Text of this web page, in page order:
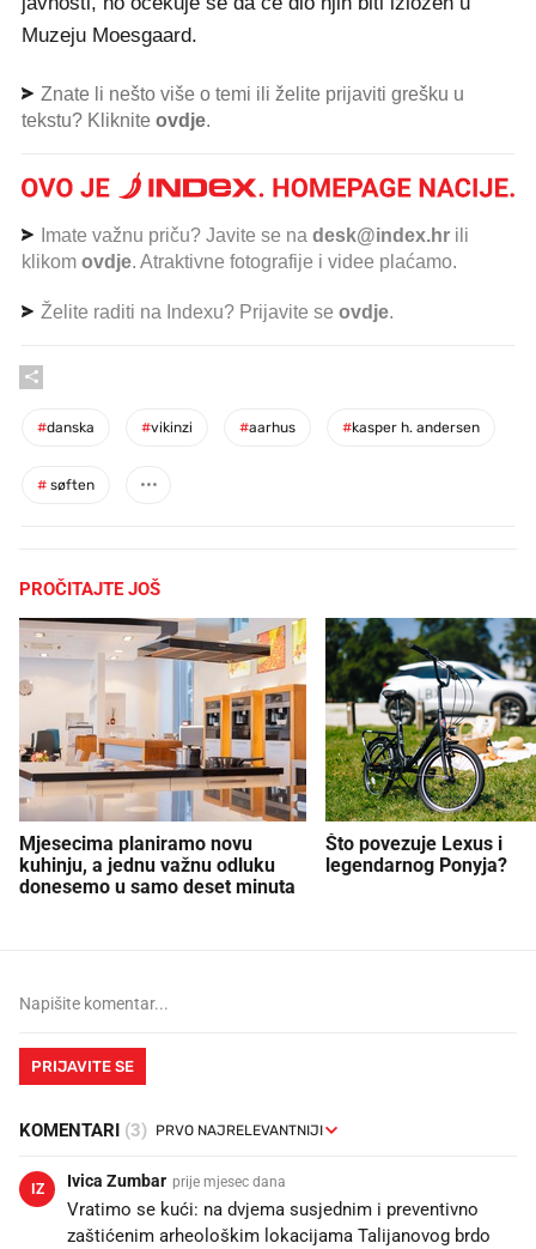
Muzeju Moesgaard.
Znate li nešto više o temi ili želite prijaviti grešku u
tekstu? Kliknite ovdje.
Imate važnu priču? Javite se na desk@index.hr ili
klikom ovdje. Atraktivne fotografije i videe plaćamo.
Želite raditi na Indexu? Prijavite se ovdje.
#danska #vikinzi #aarhus #kasper h. andersen
# søften
PROČITAJTE JOŠ
Mjesecima planiramo novu
kuhinju, a jednu važnu odluku
donesemo u samo deset minuta
Što povezuje Lexus i
legendarnog Ponyja?
PRIJAVITE SE
KOMENTARI (3)
IZ Ivica Zumbar prije mjesec dana
Vratimo se kući: na dvjema susjednim i preventivno
zaštićenim arheološkim lokacijama Talijanovog brdo